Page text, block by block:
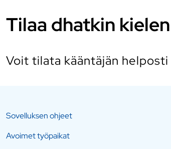
Tilaa dhatkin kielen
Voit tilata kääntäjän helposti
Sovelluksen ohjeet
Avoimet työpaikat